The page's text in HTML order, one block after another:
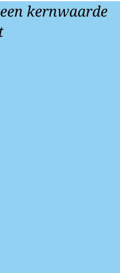
kernwaarde